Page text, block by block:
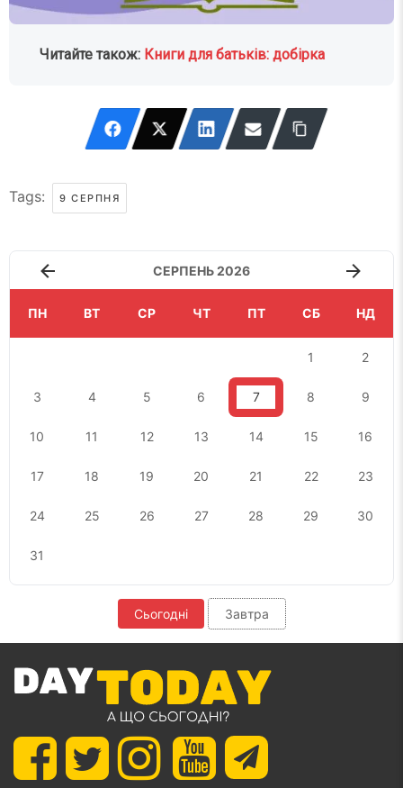
Читайте також: Книги для батьків: добірка
Tags: 9 СЕРПНЯ
СЕРПЕНЬ 2026
ПН ВТ СР ЧТ ПТ СБ НД
1 2
3 4 5 6 7 8 9
10 11 12 13 14 15 16
17 18 19 20 21 22 23
24 25 26 27 28 29 30
31
Сьогодні Завтра